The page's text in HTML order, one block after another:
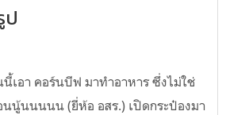
ป
นี้เอา คอร์นบีฟ มาทำอาหาร ซึ่งไม่ใช่
นู้นนนนน (ยี่ห้อ อสร.) เปิดกระป๋องมา